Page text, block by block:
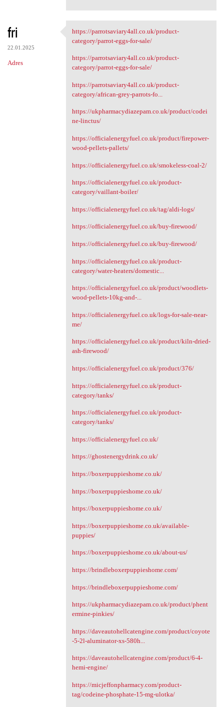
fri
22.01.2025
Adres
https://parrotsaviary4all.co
https://parrotsaviary4all.co.uk/product-
category/parrot-eggs-for-sale/
https://parrotsaviary4all.co.uk/product-
category/parrot-eggs-for-sale/
https://parrotsaviary4all.co.uk/product-
category/african-grey-parrots-fo...
https://ukpharmacydiazepam.co.uk/product/codei
ne-linctus/
https://officialenergyfuel.co.uk/product/firepower-
wood-pellets-pallets/
https://officialenergyfuel.co.uk/smokeless-coal-2/
https://officialenergyfuel.co.uk/product-
category/vaillant-boiler/
https://officialenergyfuel.co.uk/tag/aldi-logs/
https://officialenergyfuel.co.uk/buy-firewood/
https://officialenergyfuel.co.uk/buy-firewood/
https://officialenergyfuel.co.uk/product-
category/water-heaters/domestic...
https://officialenergyfuel.co.uk/product/woodlets-
wood-pellets-10kg-and-...
https://officialenergyfuel.co.uk/logs-for-sale-near-
me/
https://officialenergyfuel.co.uk/product/kiln-dried-
ash-firewood/
https://officialenergyfuel.co.uk/product/376/
https://officialenergyfuel.co.uk/product-
category/tanks/
https://officialenergyfuel.co.uk/product-
category/tanks/
https://officialenergyfuel.co.uk/
https://ghostenergydrink.co.uk/
https://boxerpuppieshome.co.uk/
https://boxerpuppieshome.co.uk/
https://boxerpuppieshome.co.uk/
https://boxerpuppieshome.co.uk/available-
puppies/
https://boxerpuppieshome.co.uk/about-us/
https://brindleboxerpuppieshome.com/
https://brindleboxerpuppieshome.com/
https://ukpharmacydiazepam.co.uk/product/phent
ermine-pinkies/
https://daveautohellcatengine.com/product/coyote
-5-2l-aluminator-xs-580h...
https://daveautohellcatengine.com/product/6-4-
hemi-engine/
https://micjeffonpharmacy.com/product-
tag/codeine-phosphate-15-mg-ulotka/